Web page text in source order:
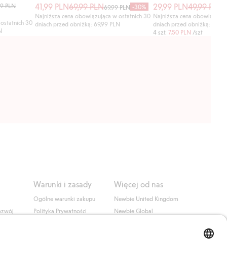
PLN
30
41,99 PLN69,99 PLN69,99 PLN -30%
Najniższa cena obowiązująca w ostatnich 30
dniach przed obniżką: 69,99 PLN
29,99 PLN49,99 PLN
Najniższa cena
dniach przed obniżką: 49,99
4 szt. 7,50 PLN /szt
Warunki i zasady
Ogólne warunki zakupu
Polityka Prywatności
Więcej od nas
Newbie United Kingdom
Newbie Global